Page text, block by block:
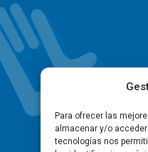
Para ofrecer las
almacenar y/o
tecnologías nos